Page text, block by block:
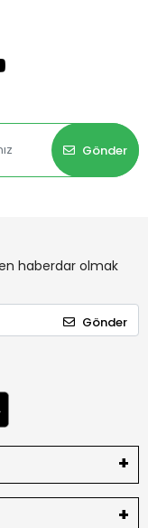
Gönder
haberdar olmak
Gönder